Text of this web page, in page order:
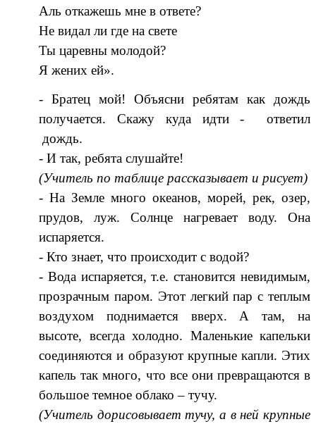
Аль откажешь мне в ответе?
Не видал ли где на свете
Ты царевны молодой?
Я жених ей».
- Братец мой! Объясни ребятам как дождь
получается. Скажу куда идти - ответил
дождь.
- И так, ребята слушайте!
(Учитель по таблице рассказывает и рисует)
- На Земле много океанов, морей, рек, озер,
прудов, луж. Солнце нагревает воду. Она
испаряется.
- Кто знает, что происходит с водой?
- Вода испаряется, т.е. становится невидимым,
прозрачным паром. Этот легкий пар с теплым
воздухом поднимается вверх. А там, на
высоте, всегда холодно. Маленькие капельки
соединяются и образуют крупные капли. Этих
капель так много, что все они превращаются в
большое темное облако – тучу.
(Учитель дорисовывает тучу, а в ней крупные